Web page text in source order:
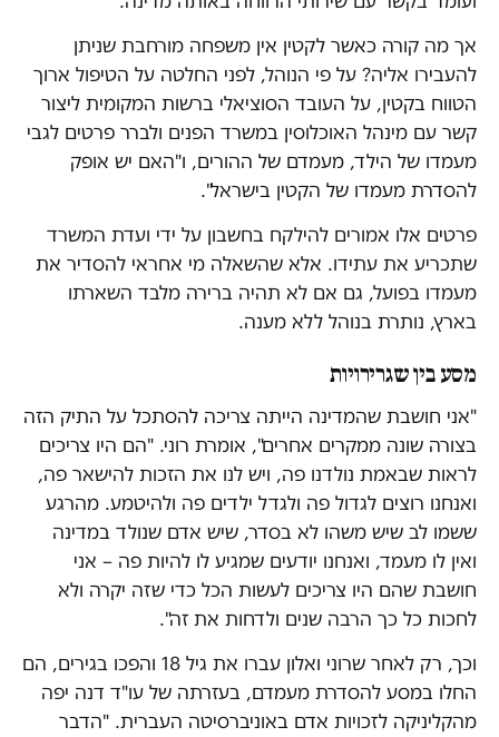
אך מה קורה כאשר לקטין אין משפחה מורחבת שניתן
להעבירו אליה? על פי הנוהל, לפני החלטה על הטיפול ארוך
הטווח בקטין, על העובד הסוציאלי ברשות המקומית ליצור
קשר עם מינהל האוכלוסין במשרד הפנים ולברר פרטים לגבי
מעמדו של הילד, מעמדם של ההורים, ו"האם יש אופק
להסדרת מעמדו של הקטין בישראל".
פרטים אלו אמורים להילקח בחשבון על ידי ועדת המשרד
שתכריע את עתידו. אלא שהשאלה מי אחראי להסדיר את
מעמדו בפועל, גם אם לא תהיה ברירה מלבד השארתו
בארץ, נותרת בנוהל ללא מענה.
מסע בין שגרירויות
"אני חושבת שהמדינה הייתה צריכה להסתכל על התיק הזה
בצורה שונה ממקרים אחרים", אומרת רוני. "הם היו צריכים
לראות שבאמת נולדנו פה, ויש לנו את הזכות להישאר פה,
ואנחנו רוצים לגדול פה ולגדל ילדים פה ולהיטמע. מהרגע
ששמו לב שיש משהו לא בסדר, שיש אדם שנולד במדינה
ואין לו מעמד, ואנחנו יודעים שמגיע לו להיות פה – אני
חושבת שהם היו צריכים לעשות הכל כדי שזה יקרה ולא
לחכות כל כך הרבה שנים ולדחות את זה".
וכך, רק לאחר שרוני ואלון עברו את גיל 18 והפכו בגירים, הם
החלו במסע להסדרת מעמדם, בעזרתה של עו"ד דנה יפה
מהקליניקה לזכויות אדם באוניברסיטה העברית. "הדבר